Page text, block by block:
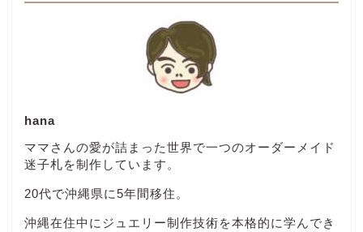
hana
ママさんの愛が詰まった世界で一つのオーダーメイド
迷子札を制作しています。
20代で沖縄県に5年間移住。
沖縄在住中にジュエリー制作技術を本格的に学んでき